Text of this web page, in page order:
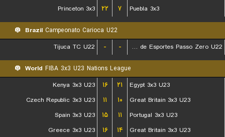
Princeton 3x3
۲۲ ۷ Puebla 3x3
Brazil Campeonato Carioca U22
Tijuca TC U22
- - Escolinha de Esportes Passo Zero U22
World FIBA 3x3 U23 Nations League
Kenya 3x3 U23
۱۶ ۲۱
Egypt 3x3 U23
Czech Republic 3x3 U23
۱۱ ۱۰
Great Britain 3x3 U23
Spain 3x3 U23
۱۵ ۱۱
Portugal 3x3 U23
Greece 3x3 U23
۱۶ ۱۴ Great Britain 3x3 U23